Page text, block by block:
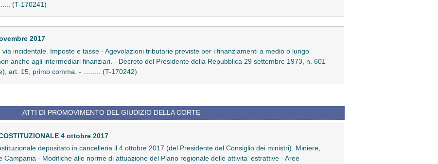
(T-170241)
2017
incidentale. Imposte e tasse - Agevolazioni tributarie previste per i finanziamenti a medio o lungo
anche agli intermediari finanziari. - Decreto del Presidente della Repubblica 29 settembre 1973, n. 601
art. 15, primo comma. - ......... (T-170242)
ATTI DI PROMOVIMENTO DEL GIUDIZIO DELLA CORTE
4 ottobre 2017
depositato in cancelleria il 4 ottobre 2017 (del Presidente del Consiglio dei ministri). Miniere,
- Modifiche alle norme di attuazione del Piano regionale delle attivita' estrattive - Aree